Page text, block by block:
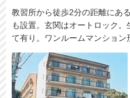
教習所から徒歩2分の距離にあ
も設置。玄関はオートロック
て有り。ワンルームマンション